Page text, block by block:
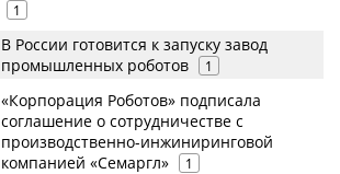
1
В России готовится к запуску завод
промышленных роботов
1
«Корпорация Роботов» подписала
соглашение о сотрудничестве с
производственно-инжиниринговой
компанией «Семаргл»
1